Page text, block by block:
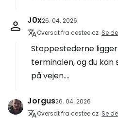
J0x26. 04. 2026
Oversat fra cestee.cz Se
Stoppestederne
terminalen, og du kan
på vejen....
Jorgus26. 04. 2026
Oversat fra cestee.cz Se